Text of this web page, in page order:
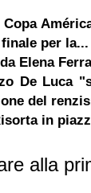
Copa
per la...
Elena
De Luca
del
in
alla